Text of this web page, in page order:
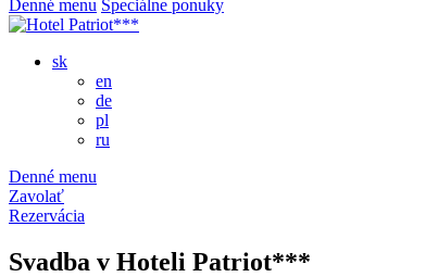
Denné menu Špeciálne ponuky
sk
en
de
pl
ru
Denné menu
Zavolať
Rezervácia
Svadba v Hoteli Patriot***